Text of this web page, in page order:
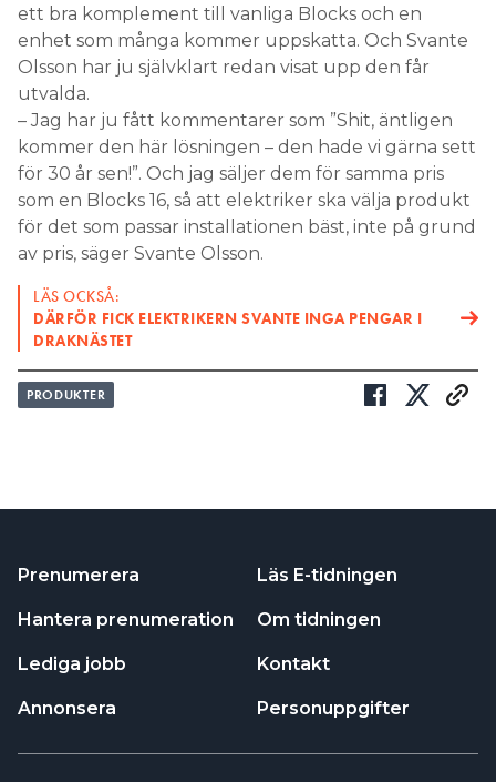
ett bra komplement till vanliga Blocks och en
enhet som många kommer uppskatta. Och Svante
Olsson har ju självklart redan visat upp den får
utvalda.
– Jag har ju fått kommentarer som ”Shit, äntligen
kommer den här lösningen – den hade vi gärna sett
för 30 år sen!”. Och jag säljer dem för samma pris
som en Blocks 16, så att elektriker ska välja produkt
för det som passar installationen bäst, inte på grund
av pris, säger Svante Olsson.
LÄS OCKSÅ:
DÄRFÖR FICK ELEKTRIKERN SVANTE INGA PENGAR I
DRAKNÄSTET
PRODUKTER
Prenumerera
Hantera prenumeration
Lediga jobb
Annonsera
Läs E-tidningen
Om tidningen
Kontakt
Personuppgifter